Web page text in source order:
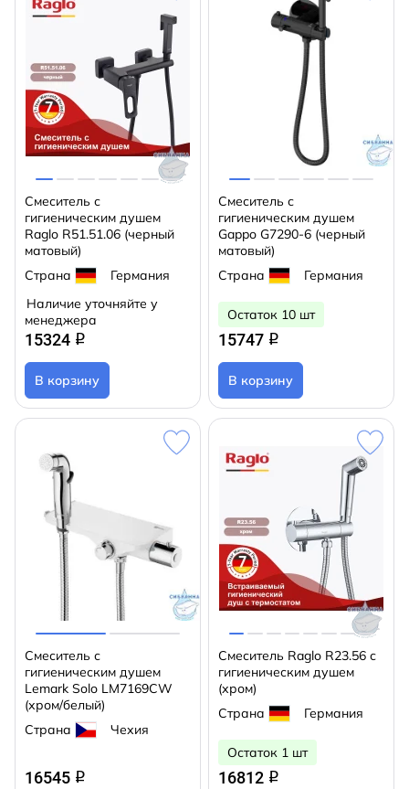
Смеситель с
гигиеническим душем
Raglo R51.51.06 (черный
матовый)
Страна
Германия
Наличие уточняйте у
менеджера
15324 q
В корзину
Смеситель с
гигиеническим душем
Gappo G7290-6 (черный
матовый)
Страна
Германия
Остаток 10 шт
15747 q
В корзину
Cмеситель с
гигиеническим душем
Lemark Solo LM7169CW
(хром/белый)
Страна
Чехия
16545 q
Смеситель Raglo R23.56 с
гигиеническим душем
(хром)
Страна
Германия
Остаток 1 шт
16812 q